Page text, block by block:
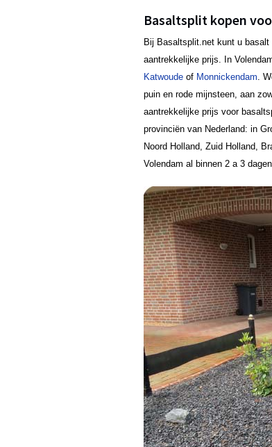
Basaltsplit kopen
Bij Basaltsplit.net kunt u
aantrekkelijke prijs. In
Katwoude of Monnickendam.
puin en rode mijnsteen, aan
aantrekkelijke prijs voor
provinciën van Nederland: in
Noord Holland, Zuid Holland,
Volendam al binnen 2 a 3